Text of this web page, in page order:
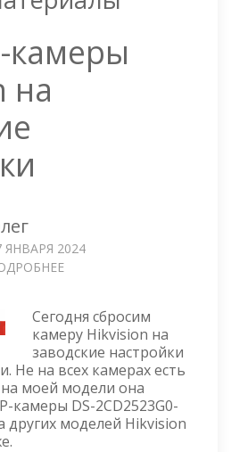
камеры
на
ЯНВАРЯ 2024
КАМЕРЫ
HIKVISION
НА
ЗАВОДСКИЕ
НАСТРОЙКИ
Сегодня сбросим
камеру Hikvision на
заводские настройки
Не на всех камерах есть
моей модели она
камеры DS-2CD2523G0-
других моделей Hikvision